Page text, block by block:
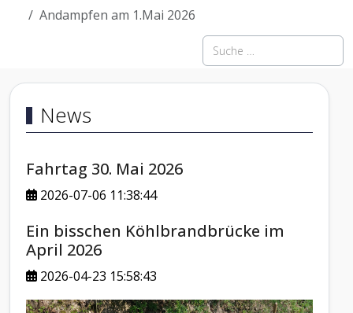
Andampfen am 1.Mai 2026
Suchen
News
Fahrtag 30. Mai 2026
2026-07-06 11:38:44
Ein bisschen Köhlbrandbrücke im
April 2026
2026-04-23 15:58:43